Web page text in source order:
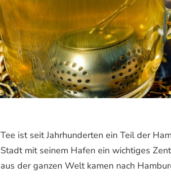
Tee ist seit Jahrhunderten ein Teil der
Stadt mit seinem Hafen ein wichtiges
aus der ganzen Welt kamen nach